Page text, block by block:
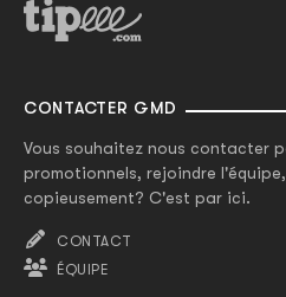
CONTACTER GMD
Vous souhaitez nous contacter
promotionnels, rejoindre
copieusement? C'est par ici.
CONTACT
ÉQUIPE